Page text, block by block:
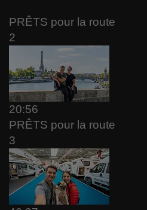
PRÊTS pour la route
2
20:56
PRÊTS pour la route
3